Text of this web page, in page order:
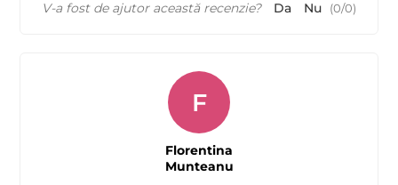
V-a fost de ajutor această recenzie? Da Nu (0/0)
F
Florentina
Munteanu